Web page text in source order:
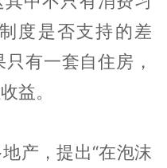
度是否支持的差
有一套自住房，
益。
产，提出“在泡沫